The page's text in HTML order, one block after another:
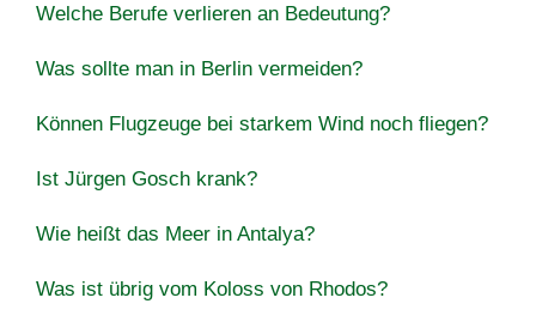
Welche Berufe verlieren an Bedeutung?
Was sollte man in Berlin vermeiden?
Können Flugzeuge bei starkem Wind noch fliegen?
Ist Jürgen Gosch krank?
Wie heißt das Meer in Antalya?
Was ist übrig vom Koloss von Rhodos?